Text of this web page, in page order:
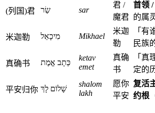
(列国)君 שַׂר sar
君 /
魔君
首领
的属
米迦勒 מִיכָאֵל Mikhael
米迦
勒
「有
民族
真确书 כְּתָב אֱמֶת
ketav
emet
真确
书
「真
定的
平安归你 שָׁלוֹם לָךְ
shalom
lakh
愿你
平安
复活
约根